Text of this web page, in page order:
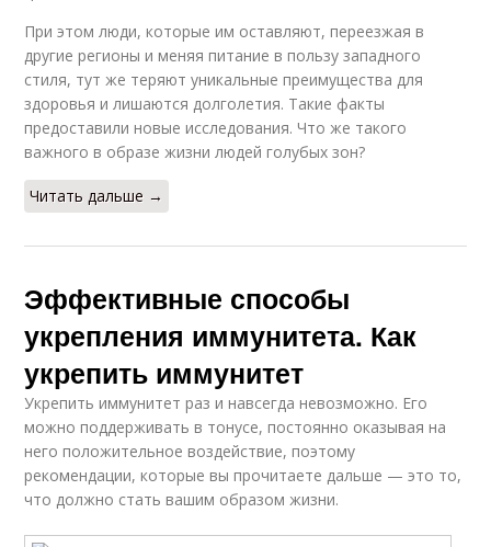
При этом люди, которые им оставляют, переезжая в
другие регионы и меняя питание в пользу западного
стиля, тут же теряют уникальные преимущества для
здоровья и лишаются долголетия. Такие факты
предоставили новые исследования. Что же такого
важного в образе жизни людей голубых зон?
Читать дальше →
Эффективные способы
укрепления иммунитета. Как
укрепить иммунитет
Укрепить иммунитет раз и навсегда невозможно. Его
можно поддерживать в тонусе, постоянно оказывая на
него положительное воздействие, поэтому
рекомендации, которые вы прочитаете дальше — это то,
что должно стать вашим образом жизни.